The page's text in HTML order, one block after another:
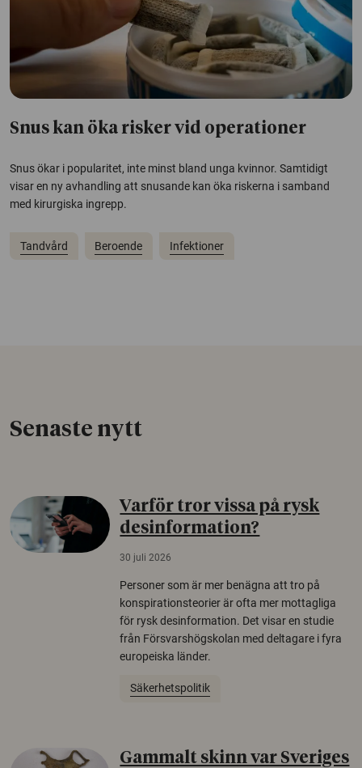
Snus kan öka risker vid operationer
Snus ökar i popularitet, inte minst bland unga kvinnor. Samtidigt
visar en ny avhandling att snusande kan öka riskerna i samband
med kirurgiska ingrepp.
Tandvård Beroende Infektioner
Senaste nytt
Varför tror vissa på rysk
desinformation?
30 juli 2026
Personer som är mer benägna att tro på
konspirationsteorier är ofta mer mottagliga
för rysk desinformation. Det visar en studie
från Försvarshögskolan med deltagare i fyra
europeiska länder.
Säkerhetspolitik
Gammalt skinn var Sveriges